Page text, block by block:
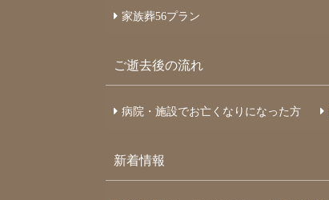
家族葬56プラン
ご逝去後の流れ
病院・施設でお亡くなりになった⽅
新着情報